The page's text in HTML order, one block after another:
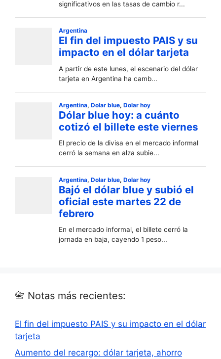
📇 Notas más recientes:
El fin del impuesto PAIS y su impacto en el dólar
tarjeta
Aumento del recargo: dólar tarjeta, ahorro